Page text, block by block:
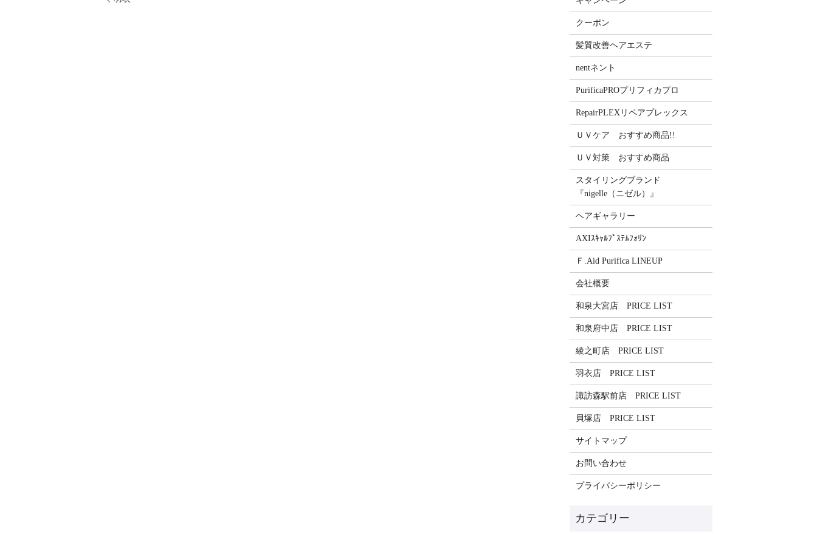
クーポン
髪質改善ヘアエステ
nentネント
PurificaPROプリフィカプロ
RepairPLEXリペアプレックス
ＵＶケア おすすめ商品!!
ＵＶ対策 おすすめ商品
スタイリングブランド
『nigelle（ニゼル）』
ヘアギャラリー
AXIｽｷｬﾙﾌﾟｽﾃﾑﾌｫﾘﾝ
Ｆ.Aid Purifica LINEUP
会社概要
和泉大宮店 PRICE LIST
和泉府中店 PRICE LIST
綾之町店 PRICE LIST
羽衣店 PRICE LIST
諏訪森駅前店 PRICE LIST
貝塚店 PRICE LIST
サイトマップ
お問い合わせ
プライバシーポリシー